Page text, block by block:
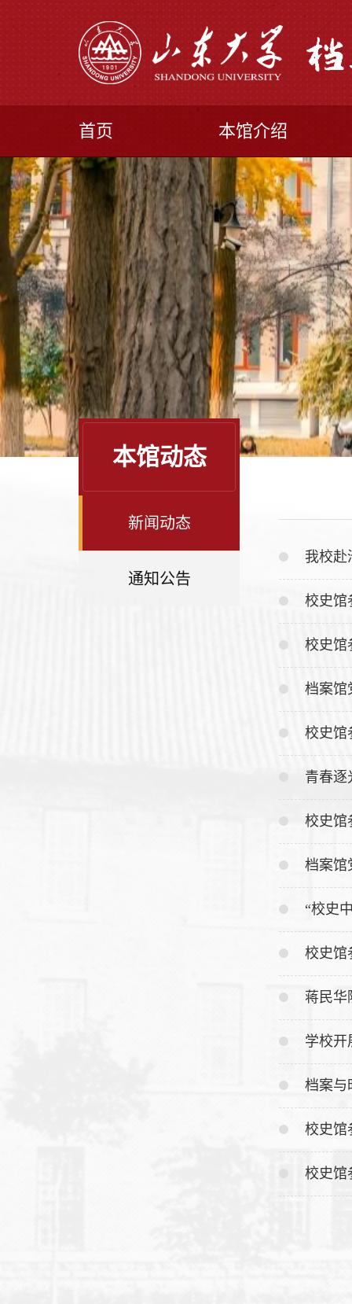
首页 本馆介绍
本馆动态
新闻动态
通知公告
我校赴
校史馆
校史馆
档案馆
校史馆
青春逐
校史馆
档案馆
“校史
校史馆
蒋民华
学校开
档案与
校史馆
校史馆